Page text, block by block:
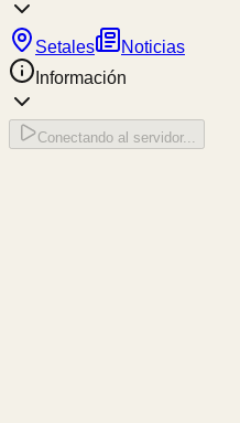
Setales
Noticias
Información
Conectando al servidor...